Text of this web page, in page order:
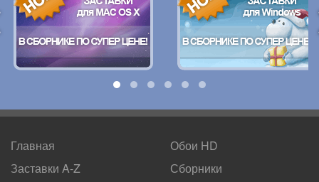
Главная
Заставки A-Z
Обои HD
Сборники